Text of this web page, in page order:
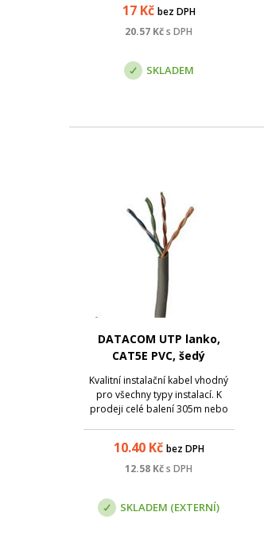
17Kč bez DPH
20.57 Kčs DPH
SKLADEM
DATACOM UTP lanko,
CAT5E PVC, šedý
Kvalitní instalační kabel vhodný
pro všechny typy instalací. K
prodeji celé balení 305m nebo
10.40Kč bez DPH
12.58 Kčs DPH
SKLADEM (EXTERNÍ)